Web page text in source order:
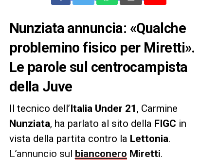
Nunziata annuncia: «Qualche
problemino fisico per Miretti».
Le parole sul centrocampista
della Juve
Il tecnico dell’Italia Under 21 , Carmine
Nunziata, ha parlato al sito della FIGC in
vista della partita contro la Lettonia.
L’annuncio sul bianconero Miretti.